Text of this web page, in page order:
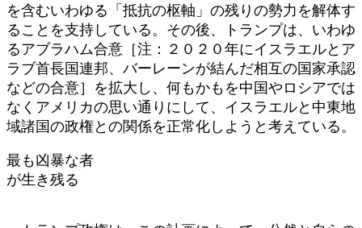
を含むいわゆる「抵抗の枢軸」の残りの勢力を解体す
ることを支持している。その後、トランプは、いわゆ
るアブラハム合意［注：２０２０年にイスラエルとア
ラブ首長国連邦、バーレーンが結んだ相互の国家承認
などの合意］を拡大し、何もかもを中国やロシアでは
なくアメリカの思い通りにして、イスラエルと中東地
域諸国の政権との関係を正常化しようと考えている。
最も凶暴な者
が生き残る